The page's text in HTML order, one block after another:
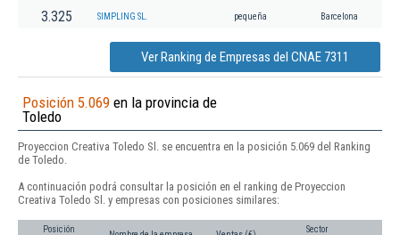
3.325 SIMPLING SL. pequeña Barcelona
Ver Ranking de Empresas del CNAE 7311
Posición 5.069 en la provincia de
Toledo
Proyeccion Creativa Toledo Sl. se encuentra en la posición 5.069 del Ranking
de Toledo.
A continuación podrá consultar la posición en el ranking de Proyeccion
Creativa Toledo Sl. y empresas con posiciones similares:
Posición
Sector